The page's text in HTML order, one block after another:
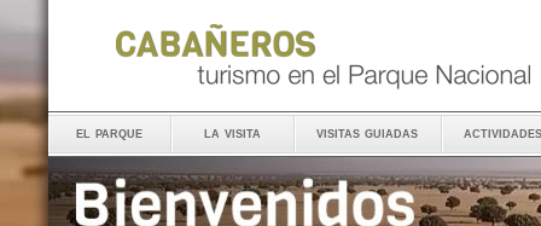
el parque la visita visitas guiadas actividades